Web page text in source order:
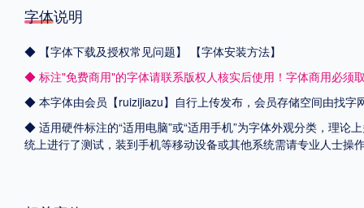
字体说明
◆ 【字体下载及授权常见问题】
【字体安装方法】
◆ 标注"免费商用"的字体请联系版权人核实后使用！字体商用必须
◆ 本字体由会员【ruizijiazu】自行上传发布，会员存储空间由找
◆ 适用硬件标注的“适用电脑”或“适用手机”为字体外观分类，理论
统上进行了测试，装到手机等移动设备或其他系统需请专业人士